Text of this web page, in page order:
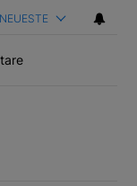
NEUESTE